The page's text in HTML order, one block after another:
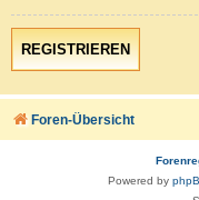
REGISTRIEREN
Foren-Übersicht
Powered by